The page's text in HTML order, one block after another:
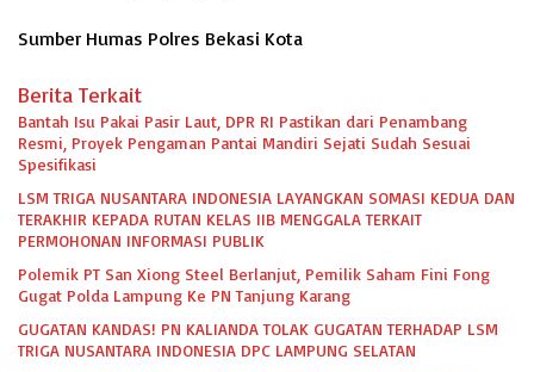
Sumber Humas Polres Bekasi Kota
Berita Terkait
Bantah Isu Pakai Pasir Laut, DPR RI Pastikan dari Penambang
Resmi, Proyek Pengaman Pantai Mandiri Sejati Sudah Sesuai
Spesifikasi
LSM TRIGA NUSANTARA INDONESIA LAYANGKAN SOMASI KEDUA DAN
TERAKHIR KEPADA RUTAN KELAS IIB MENGGALA TERKAIT
PERMOHONAN INFORMASI PUBLIK
Polemik PT San Xiong Steel Berlanjut, Pemilik Saham Fini Fong
Gugat Polda Lampung Ke PN Tanjung Karang
GUGATAN KANDAS! PN KALIANDA TOLAK GUGATAN TERHADAP LSM
TRIGA NUSANTARA INDONESIA DPC LAMPUNG SELATAN